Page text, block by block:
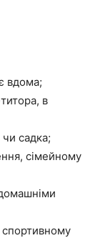
вдома;
в
садка;
сімейному